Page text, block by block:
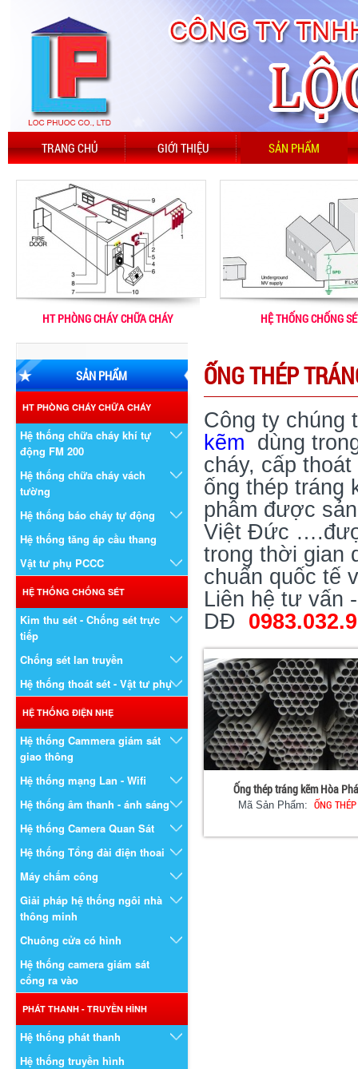
TRANG CHỦ GIỚI THIỆU SẢN PHẨM
HT PHÒNG CHÁY CHỮA CHÁY HỆ THỐNG CHỐNG
SẢN PHẨM
HT PHÒNG CHÁY CHỮA CHÁY
Hệ thống chữa cháy khí tự
động FM 200
Hệ thống chữa cháy vách
tường
Hệ thống báo cháy tự động
Hệ thống tăng áp cầu thang
Vật tư phụ PCCC
HỆ THỐNG CHỐNG SÉT
Kim thu sét - Chống sét trực
tiếp
Chống sét lan truyền
Hệ thống thoát sét - Vật tư phụ
HỆ THỐNG ĐIỆN NHẸ
Hệ thống Cammera giám sát
giao thông
Hệ thống mạng Lan - Wifi
Hệ thống âm thanh - ánh sáng
Hệ thống Camera Quan Sát
Hệ thống Tổng đài điện thoai
Máy chấm công
Giải pháp hệ thống ngôi nhà
thông minh
Chuông cửa có hình
Hệ thống camera giám sát
cổng ra vào
PHÁT THANH - TRUYỀN HÌNH
Hệ thống phát thanh
Hệ thống truyền hình
ỐNG THÉP
Công ty chúng
kẽm dùng
cháy, cấp
ống thép tráng
phẫm được
Việt Đức
trong thời gian
chuẩn quốc tế
Liên hệ tư vấn
DĐ
Ống thép tráng kẽm Hòa
Mã Sản Phẩm: ỐNG THÉP